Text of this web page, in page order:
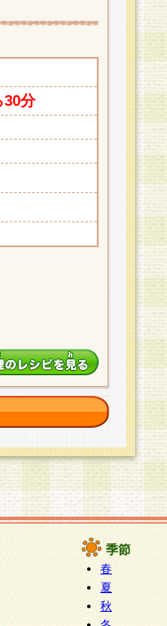
30分
季節
春
夏
秋